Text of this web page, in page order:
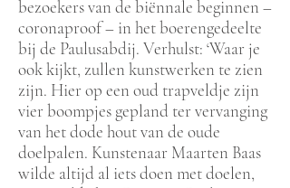
bezoekers van de biënnale beginnen –
coronaproof – in het boerengedeelte
bij de Paulusabdij. Verhulst: ‘Waar je
ook kijkt, zullen kunstwerken te zien
zijn. Hier op een oud trapveldje zijn
vier boompjes gepland ter vervanging
van het dode hout van de oude
doelpalen. Kunstenaar Maarten Baas
wilde altijd al iets doen met doelen,